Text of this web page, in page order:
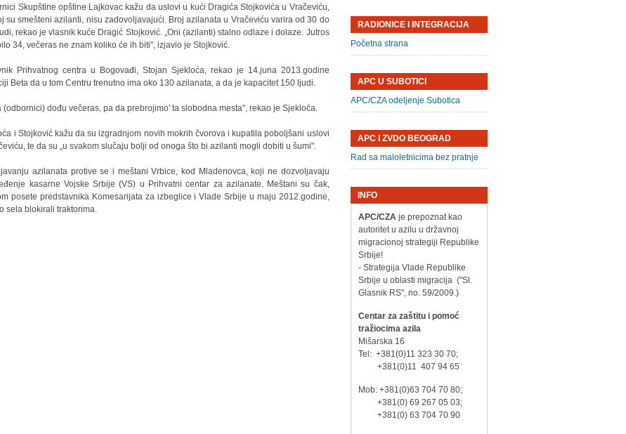
Skupštine opštine Lajkovac kažu da uslovi u kući Dragića Stojkovića u Vračeviću,
su smešteni azilanti, nisu zadovoljavajući. Broj azilanata u Vračeviću varira od 30 do
rekao je vlasnik kuće Dragić Stojković. „Oni (azilanti) stalno odlaze i dolaze. Jutros
34, večeras ne znam koliko će ih biti", izjavio je Stojković.
Prihvatnog centra u Bogovađi, Stojan Sjekloća, rekao je 14.juna 2013.godine
Beta da u tom Centru trenutno ima oko 130 azilanata, a da je kapacitet 150 ljudi.
(odbornici) dođu večeras, pa da prebrojimo' ta slobodna mesta", rekao je Sjekloća.
i Stojković kažu da su izgradnjom novih mokrih čvorova i kupatila poboljšani uslovi
te da su „u svakom slučaju bolji od onoga što bi azilanti mogli dobiti u šumi".
azilanata protive se i meštani Vrbice, kod Mladenovca, koji ne dozvoljavaju
kasarne Vojske Srbije (VS) u Prihvatni centar za azilanate. Meštani su čak,
posete predstavnika Komesarijata za izbeglice i Vlade Srbije u maju 2012.godine,
sela blokirali traktorima.
RADIONICE I INTEGRACIJA
Početna strana
APC U SUBOTICI
APC/CZA odeljenje Subotica
APC I ZVDO BEOGRAD
Rad sa maloletnicima bez pratnje
INFO
APC/CZAje prepoznat kao
autoritet u azilu u državnoj
migracionoj strategiji Republike
Srbije!
- Strategija Vlade Republike
Srbije u oblasti migracija ("Sl.
Glasnik RS", no. 59/2009.)
Centar za zaštitu i pomoć
tražiocima azila
Mišarska 16
Tel: +381(0)11 323 30 70;
+381(0)11 407 94 65
Mob: +381(0)63 704 70 80;
+381(0) 69 267 05 03;
+381(0) 63 704 70 90